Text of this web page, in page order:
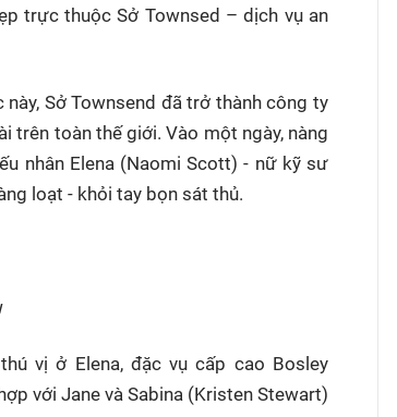
trực thuộc Sở Townsed – dịch vụ an
Sở Townsend đã trở thành công ty
trên toàn thế giới. Vào một ngày, nàng
nhân Elena (Naomi Scott) - nữ kỹ sư
loạt - khỏi tay bọn sát thủ.
vị ở Elena, đặc vụ cấp cao Bosley
với Jane và Sabina (Kristen Stewart)